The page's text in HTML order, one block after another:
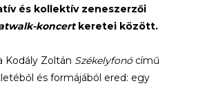
és kollektív zeneszerzői
koncertkeretei között.
Kodály Zoltán Székelyfonó című
és formájából ered: egy